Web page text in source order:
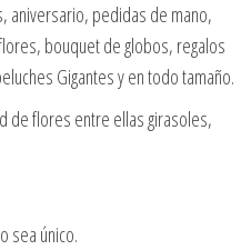
aniversario, pedidas de mano,
bouquet de globos, regalos
Gigantes y en todo tamaño.
de flores entre ellas girasoles,
sea único.